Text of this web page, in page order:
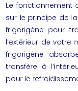
Le fonctionnement
sur le principe de
frigorigène pour
l’extérieur de
frigorigène
transfère à
pour le